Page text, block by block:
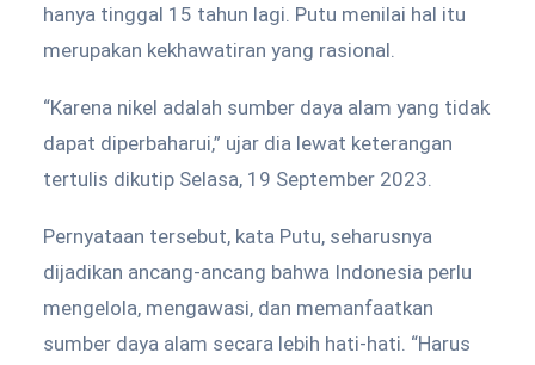
hanya tinggal 15 tahun lagi. Putu menilai hal itu
merupakan kekhawatiran yang rasional.
“Karena nikel adalah sumber daya alam yang tidak
dapat diperbaharui,” ujar dia lewat keterangan
tertulis dikutip Selasa, 19 September 2023.
Pernyataan tersebut, kata Putu, seharusnya
dijadikan ancang-ancang bahwa Indonesia perlu
mengelola, mengawasi, dan memanfaatkan
sumber daya alam secara lebih hati-hati. “Harus